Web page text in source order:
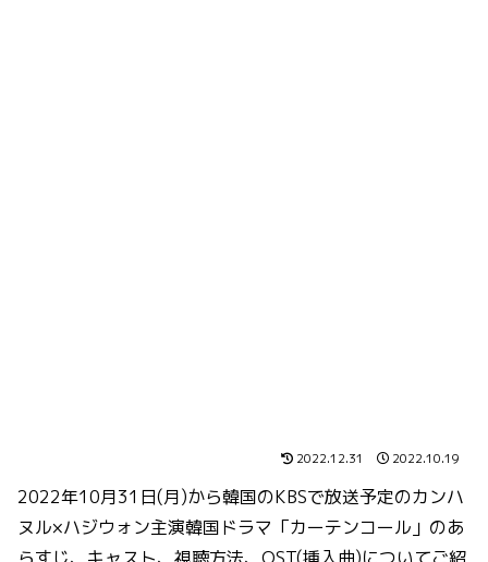
2022.12.31 2022.10.19
2022年10月31日(月)から韓国のKBSで放送予定のカンハ
ヌル×ハジウォン主演韓国ドラマ「カーテンコール」のあ